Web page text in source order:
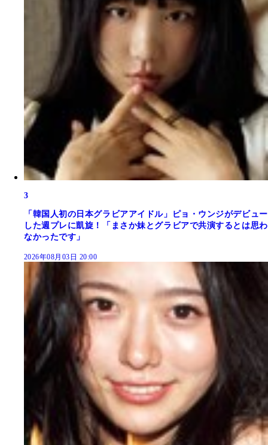
3
「韓国人初の日本グラビアアイドル」ピョ・ウンジがデビュー
した週プレに凱旋！「まさか妹とグラビアで共演するとは思わ
なかったです」
2026年08月03日 20:00